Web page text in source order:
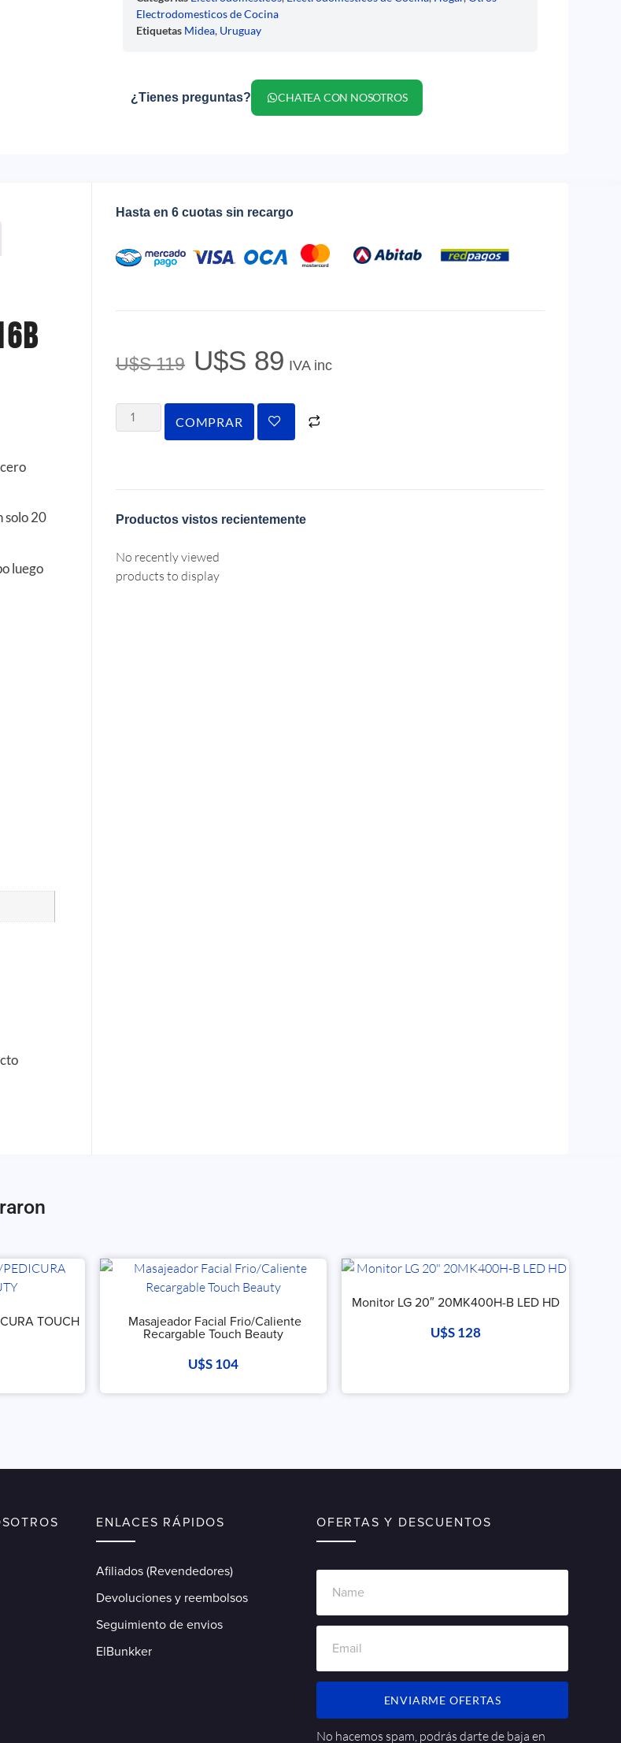
Electrodomesticos de Cocina
Etiquetas Midea, Uruguay
¿Tienes preguntas? CHATEA CON NOSOTROS
solo 20
luego
Hasta en 6 cuotas sin recargo
U$S119 U$S 89 IVA inc
COMPRAR
Productos vistos recientemente
No recently viewed
products to display
TOUCH
Masajeador Facial Frio/Caliente
Recargable Touch Beauty
U$S104
Monitor LG 20″ 20MK400H-B LED HD
U$S128
ENLACES RÁPIDOS
Afiliados (Revendedores)
Devoluciones y reembolsos
Seguimiento de envios
ElBunkker
OFERTAS Y DESCUENTOS
ENVIARME OFERTAS
No hacemos spam, podrás darte de baja en